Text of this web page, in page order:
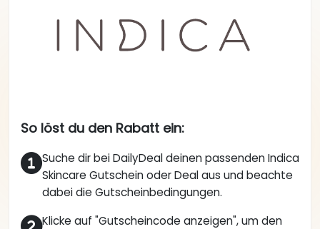
So löst du den Rabatt ein:
Suche dir bei DailyDeal deinen passenden Indica
Skincare Gutschein oder Deal aus und beachte
dabei die Gutscheinbedingungen.
Klicke auf "Gutscheincode anzeigen", um den